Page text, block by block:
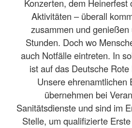
Konzerten, dem Heinerfest
Aktivitäten – überall
zusammen und
Stunden. Doch wo
auch Notfälle eintreten. In
ist auf das Deutsche
Unsere ehrenamtlichen
übernehmen bei
Sanitätsdienste und sind im
Stelle, um qualifizierte